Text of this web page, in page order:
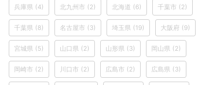
兵庫県 (4) 北九州市 (2) 北海道 (6) 千葉市 (2)
千葉県 (8) 名古屋市 (3) 埼玉県 (19) 大阪府 (9)
宮城県 (5) 山口県 (2) 山形県 (3) 岡山県 (2)
岡崎市 (2) 川口市 (2) 広島市 (2) 広島県 (3)